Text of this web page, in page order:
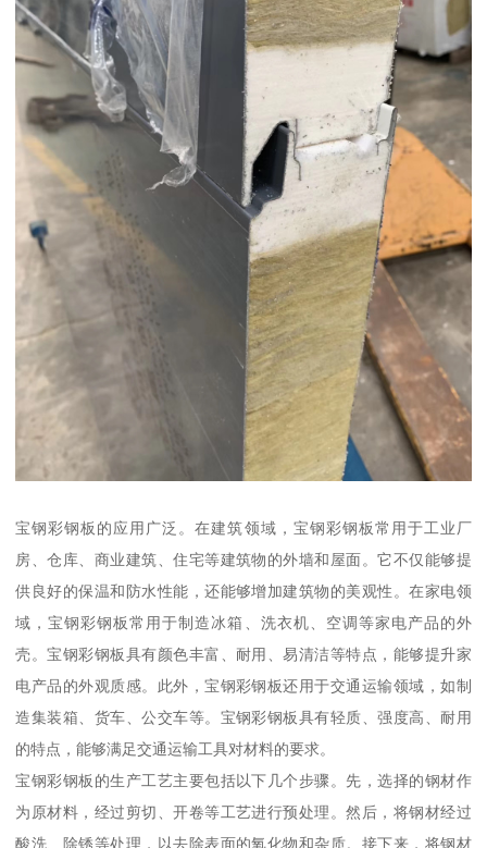
宝钢彩钢板的应用广泛。在建筑领域，宝钢彩钢板常用于工业厂
房、仓库、商业建筑、住宅等建筑物的外墙和屋面。它不仅能够提
供良好的保温和防水性能，还能够增加建筑物的美观性。在家电领
域，宝钢彩钢板常用于制造冰箱、洗衣机、空调等家电产品的外
壳。宝钢彩钢板具有颜色丰富、耐用、易清洁等特点，能够提升家
电产品的外观质感。此外，宝钢彩钢板还用于交通运输领域，如制
造集装箱、货车、公交车等。宝钢彩钢板具有轻质、强度高、耐用
的特点，能够满足交通运输工具对材料的要求。
宝钢彩钢板的生产工艺主要包括以下几个步骤。先，选择的钢材作
为原材料，经过剪切、开卷等工艺进行预处理。然后，将钢材经过
酸洗、除锈等处理，以去除表面的氧化物和杂质。接下来，将钢材